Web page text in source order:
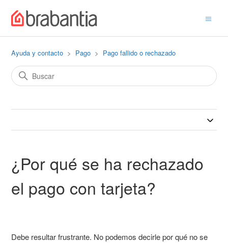
Ayuda y contacto Pago Pago fallido o rechazado
¿Por qué se ha rechazado
el pago con tarjeta?
Debe resultar frustrante. No podemos decirle por qué no se